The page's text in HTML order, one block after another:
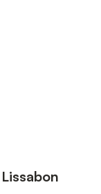
around